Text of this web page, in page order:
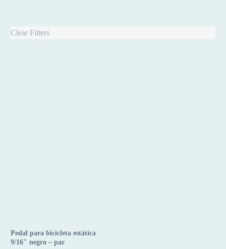
Clear Filters
Pedal
para
Pedal para bicicleta estática
9/16″ negro – par